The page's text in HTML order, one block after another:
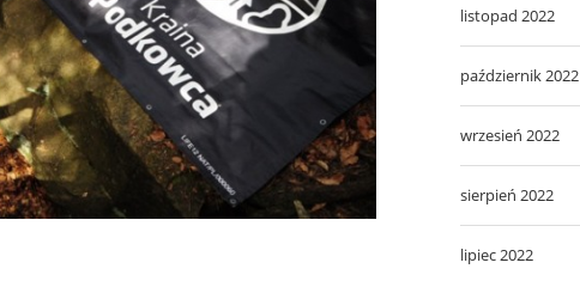
listopad 2022
październik 2022
wrzesień 2022
sierpień 2022
lipiec 2022